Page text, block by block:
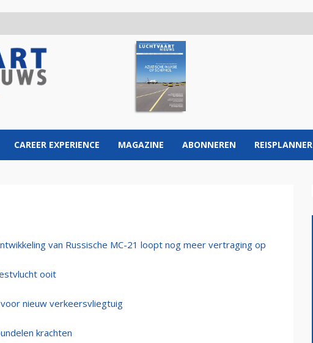
CAREER EXPERIENCE MAGAZINE ABONNEREN REISPLANNER
van Russische MC-21 loopt nog meer vertraging op
ooit
nieuw verkeersvliegtuig
krachten